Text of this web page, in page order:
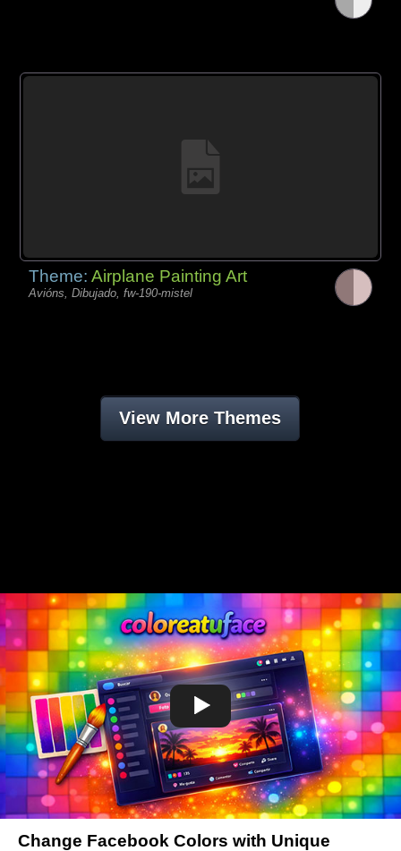
Theme:Airplane Painting Art
Avións, Dibujado, fw-190-mistel
View More Themes
Change Facebook Colors with Unique